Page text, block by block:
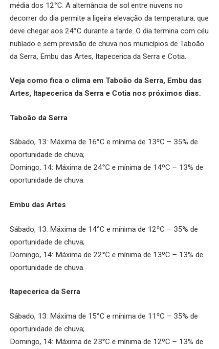
média dos 12°C. A alternância de sol entre nuvens no
decorrer do dia permite a ligeira elevação da temperatura, que
deve chegar aos 24°C durante a tarde. O dia termina com céu
nublado e sem previsão de chuva nos municípios de Taboão
da Serra, Embu das Artes, Itapecerica da Serra e Cotia.
Veja como fica o clima em Taboão da Serra, Embu das
Artes, Itapecerica da Serra e Cotia nos próximos dias.
Taboão da Serra
Sábado, 13: Máxima de 16°C e mínima de 13ºC – 35% de
oportunidade de chuva;
Domingo, 14: Máxima de 24°C e mínima de 14ºC – 13% de
oportunidade de chuva.
Embu das Artes
Sábado, 13: Máxima de 14°C e mínima de 12ºC – 35% de
oportunidade de chuva;
Domingo, 14: Máxima de 22°C e mínima de 13ºC – 13% de
oportunidade de chuva.
Itapecerica da Serra
Sábado, 13: Máxima de 15°C e mínima de 11ºC – 35% de
oportunidade de chuva;
Domingo, 14: Máxima de 23°C e mínima de 12ºC – 13% de